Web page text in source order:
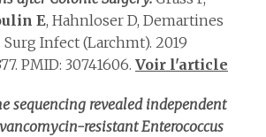
E, Hahnloser D, Demartines
Surg Infect (Larchmt). 2019
PMID: 30741606. Voir l'article
sequencing revealed independent
resistant Enterococcus